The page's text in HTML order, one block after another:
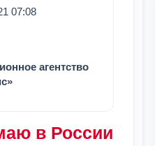
07:08
агентство
в России